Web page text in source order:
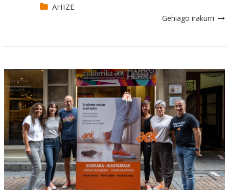
AHIZE
Gehiago irakurri